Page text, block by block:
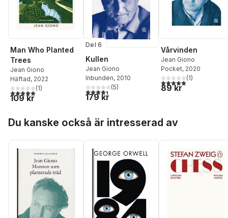
Man Who Planted
Trees
Jean Giono
Häftad, 2022
5,0utav 5 stjärnor. Totalt antal röster:
(1)
109 kr
Del 6
Kullen
Jean Giono
Inbunden, 2010
4,4utav 5 stjärnor. Totalt antal röster:
(5)
179 kr
Vårvinden
Jean Giono
Pocket, 2020
5,0utav 5 stjärnor.
(1)
89 kr
Du kanske också är intresserad av